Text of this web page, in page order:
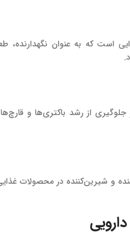
از رشد باکتری‌ها و
و شیرین‌کننده در محصولات